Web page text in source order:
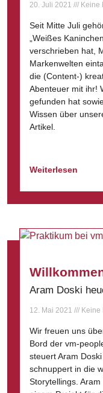
20. Juli 2021 Keine
Seit Mitte Juli
„Weißes
verschrieben hat,
Markenwelten
die (Content-)
Abenteuer mit ihr!
gefunden hat
Wissen über
Artikel.
Weiterlesen
Aram Doski
12. Mai 2021 Keine
Wir freuen uns
Bord der vm-
steuert Aram
schnuppert in die
Storytellings.